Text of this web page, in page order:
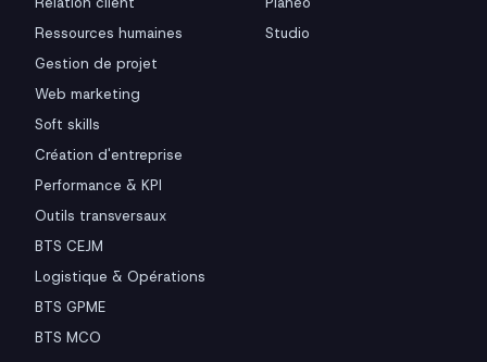
Ressources humaines
Gestion de projet
Web marketing
Soft skills
Création d'entreprise
Performance & KPI
Outils transversaux
BTS CEJM
Logistique & Opérations
BTS GPME
BTS MCO
Studio